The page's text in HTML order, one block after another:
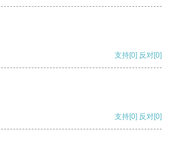
支持[0] 反对[0]
支持[0] 反对[0]